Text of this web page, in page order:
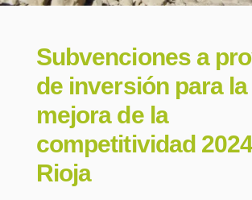
Subvenciones a
de inversión para la
mejora de la
competitividad
Rioja